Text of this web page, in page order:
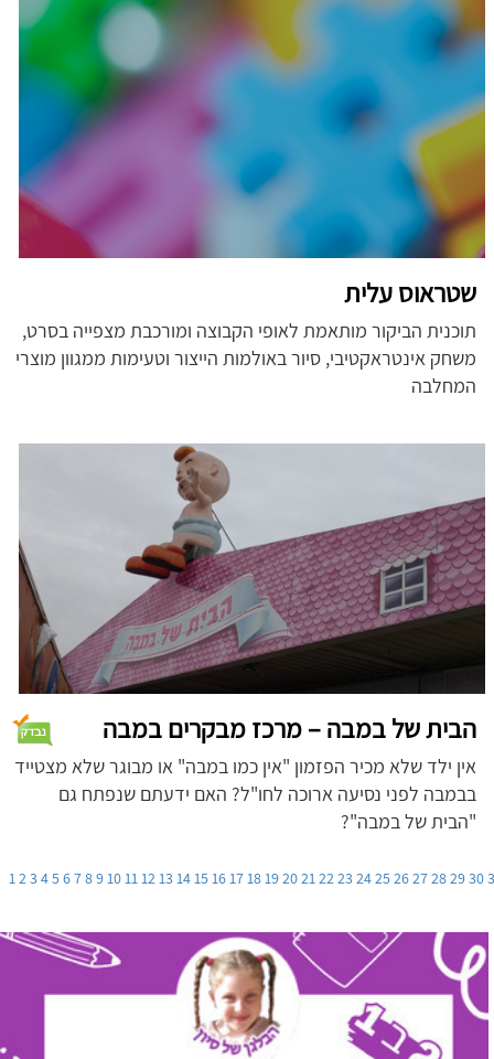
שטראוס עלית
תוכנית הביקור מותאמת לאופי הקבוצה ומורכבת מצפייה בסרט,
משחק אינטראקטיבי, סיור באולמות הייצור וטעימות ממגוון מוצרי
המחלבה
הבית של במבה – מרכז מבקרים במבה
אין ילד שלא מכיר הפזמון "אין כמו במבה" או מבוגר שלא מצטייד
בבמבה לפני נסיעה ארוכה לחו"ל? האם ידעתם שנפתח גם
"הבית של במבה"?
123456789101112131415161718192021222324252627282930